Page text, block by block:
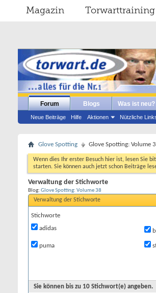
Magazin Torwarttraining
Forum
Neue Beiträge Hilfe Aktionen Nützliche
Blogs Was ist neu?
Glove Spotting Glove Spotting: Volume
Wenn dies Ihr erster Besuch hier ist, lesen Sie
starten. Sie können auch jetzt schon Beiträge
Verwaltung der Stichworte
Blog: Glove Spotting: Volume 38
Verwaltung der Stichworte
Stichworte
adidas
puma
Sie können bis zu 10 Stichwort(e) angeben.